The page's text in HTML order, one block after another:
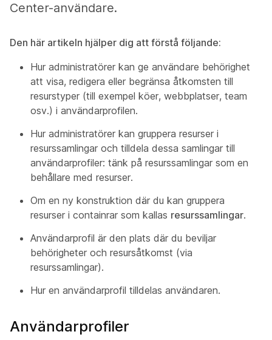
Center-användare.
Den här artikeln hjälper dig att förstå följande:
Hur administratörer kan ge användare behörighet
att visa, redigera eller begränsa åtkomsten till
resurstyper (till exempel köer, webbplatser, team
osv.) i användarprofilen.
Hur administratörer kan gruppera resurser i
resurssamlingar och tilldela dessa samlingar till
användarprofiler: tänk på resurssamlingar som en
behållare med resurser.
Om en ny konstruktion där du kan gruppera
resurser i containrar som kallas resurssamlingar.
Användarprofil är den plats där du beviljar
behörigheter och resursåtkomst (via
resurssamlingar).
Hur en användarprofil tilldelas användaren.
Användarprofiler